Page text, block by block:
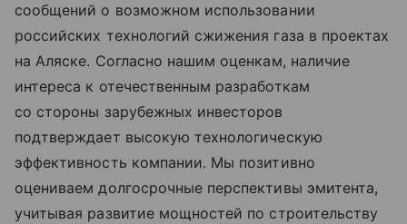
сообщений о возможном использовании
российских технологий сжижения газа в проектах
на Аляске. Согласно нашим оценкам, наличие
интереса к отечественным разработкам
со стороны зарубежных инвесторов
подтверждает высокую технологическую
эффективность компании. Мы позитивно
оцениваем долгосрочные перспективы эмитента,
учитывая развитие мощностей по строительству